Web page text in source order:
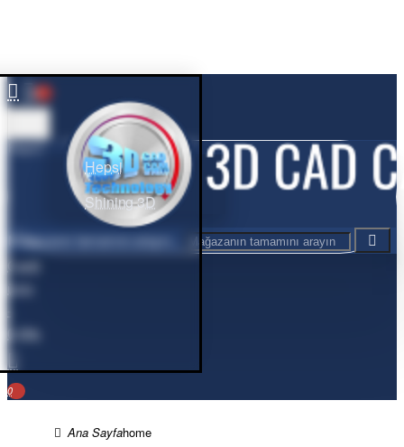
0
Hepsi
Hepsi
Shining 3D
Mağazanın tamamını arayın...
Cart0
ürün
0,00₺
0
home